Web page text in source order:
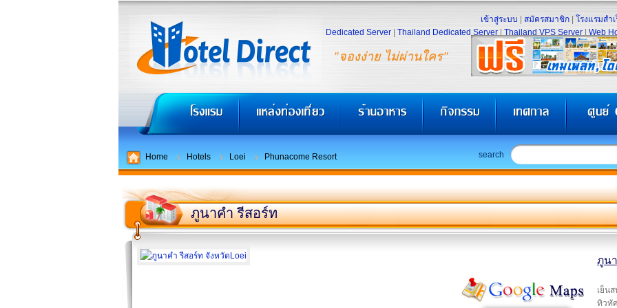
"จองง่าย ไม่ผ่านใคร"
เข้าสู่ระบบ สมัครสมาชิก
โรงแรมสำ
Dedicated Server
Thailand Dedicated Server Thailand VPS Server Web
Home Hotels Loei Phunacome Resort search
ภูนาคำ รีสอร์ท
ภูน
เย็น
ทิวทั